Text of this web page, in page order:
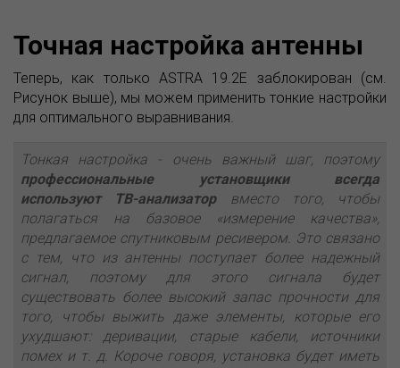
Точная настройка антенны
Теперь, как только ASTRA 19.2E заблокирован (см.
Рисунок выше), мы можем применить тонкие настройки
для оптимального выравнивания.
Тонкая настройка - очень важный шаг, поэтому
профессиональные установщики всегда
используют ТВ-анализаторвместо того, чтобы
полагаться на базовое «измерение качества»,
предлагаемое спутниковым ресивером. Это связано
с тем, что из антенны поступает более надежный
сигнал, поэтому для этого сигнала будет
существовать более высокий запас прочности для
того, чтобы выжить даже элементы, которые его
ухудшают: деривации, старые кабели, источники
помех и т. д. Короче говоря, установка будет иметь